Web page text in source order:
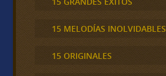
15 MELODÍAS INOLVIDABLES
15 ORIGINALES